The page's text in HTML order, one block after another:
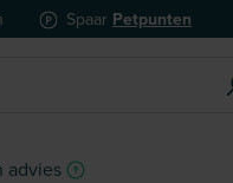
Spaar Petpunten
advies